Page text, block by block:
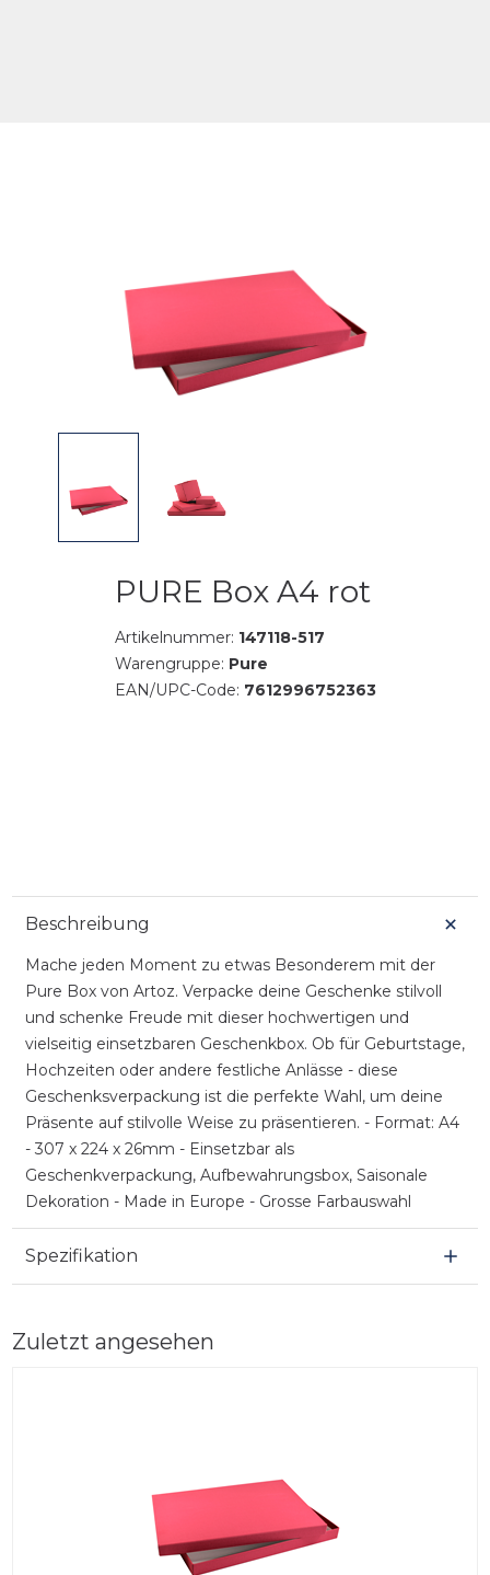
PURE Box A4 rot
Artikelnummer: 147118-517
Warengruppe: Pure
EAN/UPC-Code: 7612996752363
Beschreibung
Mache jeden Moment zu etwas Besonderem mit der
Pure Box von Artoz. Verpacke deine Geschenke stilvoll
und schenke Freude mit dieser hochwertigen und
vielseitig einsetzbaren Geschenkbox. Ob für Geburtstage,
Hochzeiten oder andere festliche Anlässe - diese
Geschenksverpackung ist die perfekte Wahl, um deine
Präsente auf stilvolle Weise zu präsentieren. - Format: A4
- 307 x 224 x 26mm - Einsetzbar als
Geschenkverpackung, Aufbewahrungsbox, Saisonale
Dekoration - Made in Europe - Grosse Farbauswahl
Spezifikation
Zuletzt angesehen